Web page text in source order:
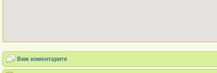
Виж коментарите